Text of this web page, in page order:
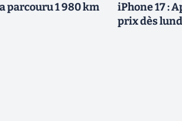
parcouru 1 980 km
iPhone 17 :
prix dès